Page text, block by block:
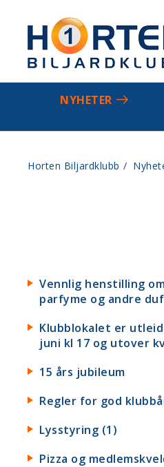
NYHETER
Horten Biljardklubb /
Vennlig henstilling
parfyme og andre
Klubblokalet er
juni kl 17 og utover
15 års jubileum
Regler for god
Lysstyring (1)
Pizza og